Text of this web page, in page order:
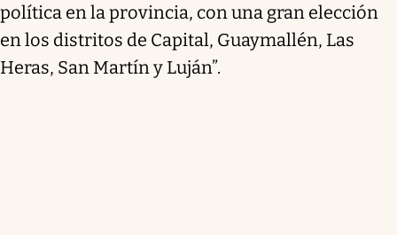
política en la provincia, con una gran elección
en los distritos de Capital, Guaymallén, Las
Heras, San Martín y Luján”.